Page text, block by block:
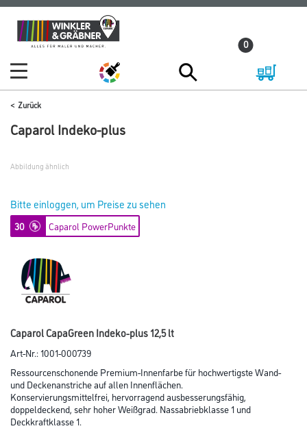
Zum
Inhalt
Zum
Navigationsmenü
0
Zurück
Caparol Indeko-plus
Abbildung ähnlich
Bitte einloggen, um Preise zu sehen
30 Caparol PowerPunkte
Caparol CapaGreen Indeko-plus 12,5 lt
Art-Nr.:1001-000739
Ressourcenschonende Premium-Innenfarbe für hochwertigste Wand-
und Decken­anstriche auf allen Innenflächen.
Konservierungsmittelfrei, hervorragend ausbesserungsfähig,
doppeldeckend, sehr hoher Weißgrad. Nassabriebklasse 1 und
Deckkraftklasse 1.